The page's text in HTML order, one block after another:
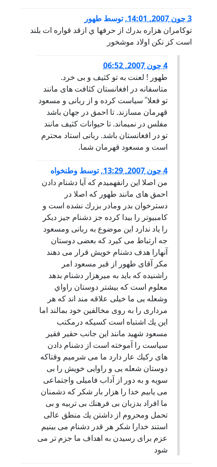
3 جون 2007, 14:01 ,توسط طهور
توكامران هزاره بدرك از حرفها ي ازقد قواره ات بلند
است كز نكن اولاد موشخور
4 جون 2007, 06:52
طهور ! لعنت به تو کثیف و بی خرد.
متاسفانه در افغانستان کثافت های مانند
تو فعلا ً سیاست کرده و از ربانی و مسعود
قهرمان مسازند. تا احمق در جهان باشد
مفلس در نمیماند. تا حیوانات کثیف مانند
تو در افغانستان باشد. ربانی استاد محترم
است و مسعود قهرمان شما.
4 جون 2007, 13:29 ,توسط وطنخواه
من اصلا اين رانفهميدم كه آيا دشنام دادن
احمق هاى مانند طهور كه اصلا در
دسترخوان بدر ومادر بزرك نشده است و
كامبيوتر را بيدا كرده جز دشنام جيز ديكر
را ياد ندارد اين موضوع به ربانى ومسعود
جه ارتباط مى كيرد كه بعضى دوستان
آنهارا هدف دشنام خويش قرار مى دهند
مكر آقاى طهور از قبر مسعود امر
راشنيده كه بايد به ميرهزار دشنام بدهد
معلوم است كه بيشتر دوستان راواي
وشعله يى ما خيلى علاقه مند اند كه هر
مردارى را به روى مخالفين خود بمالند اما
اين يك اشتباه است كسيكه درمكتب
مسعود شهيد مانند اين جانب حقير فقير
سياست را آموخته است از دشنام دادن
هاى ركيك عار دارد ما مى شرميم وقتاكه
دوستان شعله يى و راوايى خويش را بى
سويه و به دور از آداب فاميلى واجتماعى
مى يابيم خدا را هزار بار شكر كه دشمنان
ما افراد بدزبان بى فرهنك بى تربيه و بى
تحمل ومحروم از داشتن يك منطق عالى
استند خدارا شكر هر قدر دشنام مى بينيم
عزم براى رسيدن به اهداف ما جزم تر مى
شود